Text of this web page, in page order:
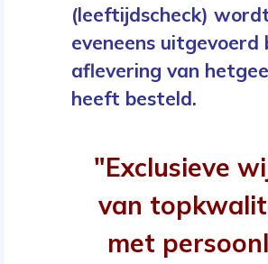
(leeftijdscheck)
eveneens uitgevoerd
aflevering van
heeft besteld.
"Exclusieve
van
met